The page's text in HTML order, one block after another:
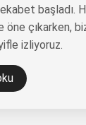
başladı.
öne çıkarken,
izliyoruz.